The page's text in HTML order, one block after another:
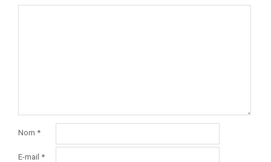
Nom *
E-mail *